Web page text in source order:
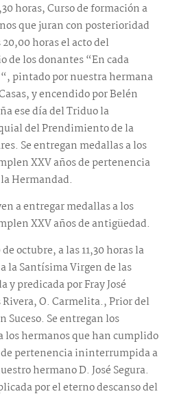
horas, Curso de formación a
que juran con posterioridad
horas el acto del
de los donantes “En cada
pintado por nuestra hermana
y encendido por Belén
ese día del Triduo la
del Prendimiento de la
Se entregan medallas a los
XXV años de pertenencia
Hermandad.
a entregar medallas a los
XXV años de antigüedad.
octubre, a las 11,30 horas la
la Santísima Virgen de las
y predicada por Fray José
O. Carmelita., Prior del
Suceso. Se entregan los
los hermanos que han cumplido
de pertenencia ininterrumpida a
hermano D. José Segura.
por el eterno descanso del